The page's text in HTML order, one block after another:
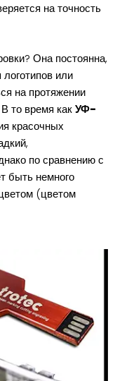
на точность
Она постоянна,
или
на протяжении
В то время какУФ-
красочных
по сравнению с
быть немного
(цветом